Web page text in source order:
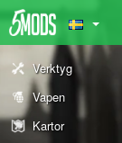
Verktyg
Vapen
Kartor